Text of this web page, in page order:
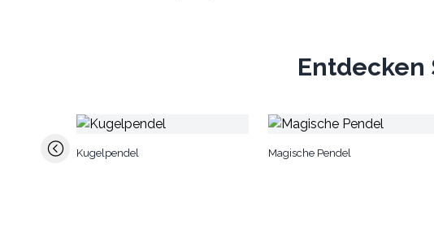
Entdecken
Kugelpendel Magische Pendel